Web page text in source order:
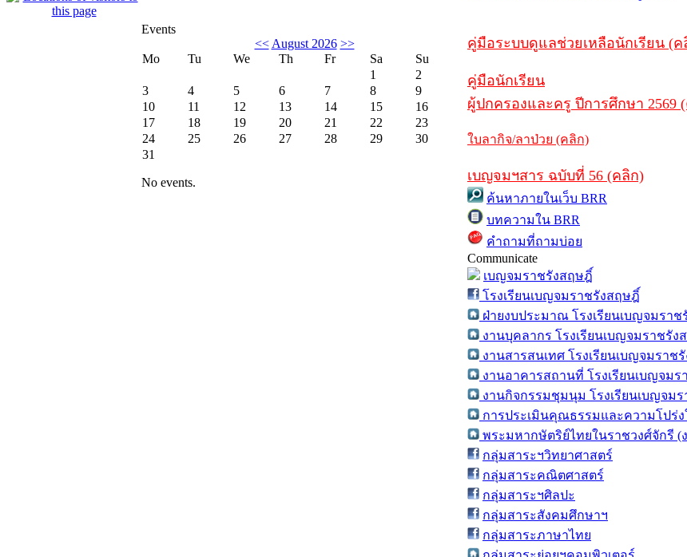
Events
<< August 2026 >>
Mo
Tu We Th Fr Sa
Su
1
2
3
4 5 6 7 8
9
10
11 12 13 14 15
16
17
18 19 20 21 22
23
24
25 26 27 28 29
30
31
No events.
คู่มือระบบดูแลช่วยเหลือนักเรียน (ค
คู่มือนักเรียน
ผู้ปกครองและครู ปีการศึกษา 2569
ใบลากิจ/ลาป่วย (คลิก)
เบญจมฯสาร ฉบับที่ 56 (คลิก)
ค้นหาภายในเว็บ BRR
บทความใน BRR
คำถามที่ถามบ่อย
Communicate
เบญจมราชรังสฤษฎิ์
โรงเรียนเบญจมราชรังสฤษฎิ์
ฝ่ายงบประมาณ โรงเรียนเบญจมราช
งานบุคลากร โรงเรียนเบญจมราชรัง
งานสารสนเทศ โรงเรียนเบญจมราช
งานอาคารสถานที่ โรงเรียนเบญจมร
งานกิจกรรมชุมนุม โรงเรียนเบญจม
การประเมินคุณธรรมและความโปร่ง
พระมหากษัตริย์ไทยในราชวงศ์จักรี
กลุ่มสาระฯวิทยาศาสตร์
กลุ่มสาระคณิตศาสตร์
กลุ่มสาระฯศิลปะ
กลุ่มสาระสังคมศึกษาฯ
กลุ่มสาระภาษาไทย